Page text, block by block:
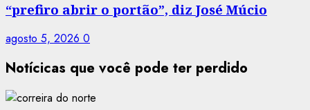
“prefiro abrir o portão”, diz José Múcio
agosto 5, 2026 0
Notícicas que você pode ter perdido